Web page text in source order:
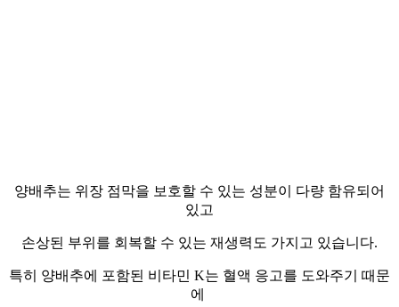
양배추는 위장 점막을 보호할 수 있는 성분이 다량 함유되어
있고
손상된 부위를 회복할 수 있는 재생력도 가지고 있습니다.
특히 양배추에 포함된 비타민 K는 혈액 응고를 도와주기 때문
에